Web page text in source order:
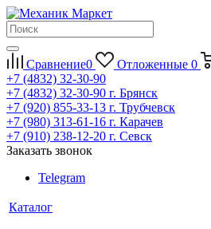
Сравнение0 Отложенные 0
+7 (4832) 32-30-90
+7 (4832) 32-30-90 г. Брянск
+7 (920) 855-33-13 г. Трубчевск
+7 (980) 313-61-16 г. Карачев
+7 (910) 238-12-20 г. Севск
Заказать звонок
Telegram
Каталог